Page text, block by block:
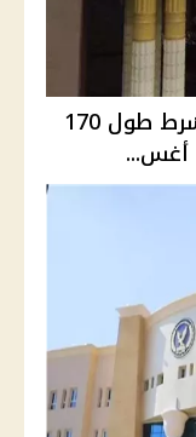
التقديم لكلية الشرطة 2026.. شرط طول 170